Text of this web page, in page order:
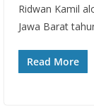
Ridwan Kamil
Jawa Barat
Read More